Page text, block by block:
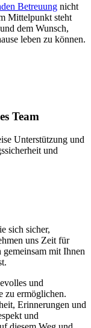
Betreuung nicht
Mittelpunkt steht
dem Wunsch,
leben zu können.
Team
Unterstützung und
und
sich sicher,
uns Zeit für
mit Ihnen
und
zu ermöglichen.
Erinnerungen und
und